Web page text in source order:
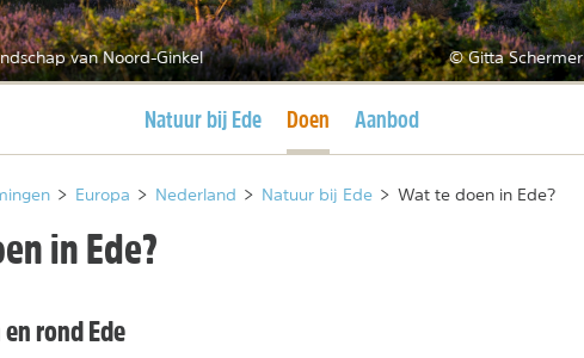
van Noord-Ginkel © Gitta Schermer
Huidige pagina
Natuur bij Ede Huidige pagina
Doen Aanbod
> Europa > Nederland > Natuur bij Ede > Wat te doen in Ede?
in Ede?
rond Ede